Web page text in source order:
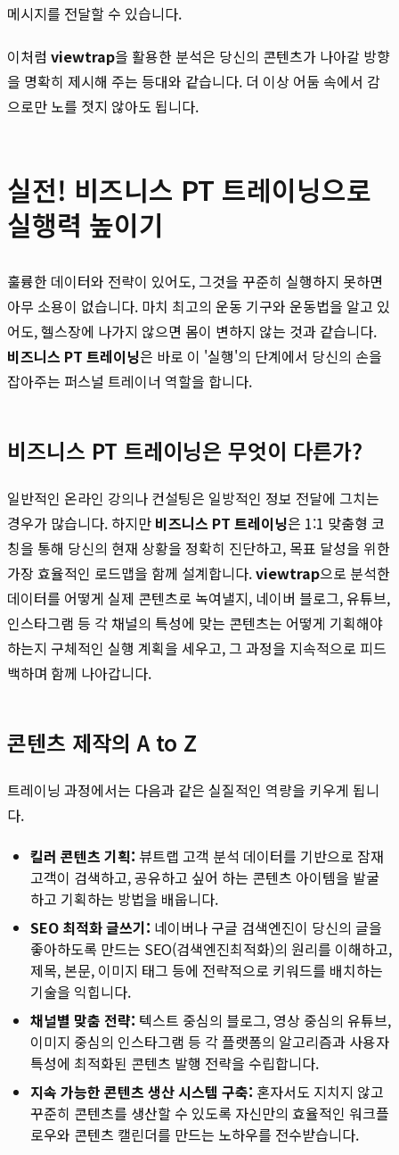
메시지를 전달할 수 있습니다.
이처럼 viewtrap을 활용한 분석은 당신의 콘텐츠가 나아갈 방향
을 명확히 제시해 주는 등대와 같습니다. 더 이상 어둠 속에서 감
으로만 노를 젓지 않아도 됩니다.
실전! 비즈니스 PT 트레이닝으로
실행력 높이기
훌륭한 데이터와 전략이 있어도, 그것을 꾸준히 실행하지 못하면
아무 소용이 없습니다. 마치 최고의 운동 기구와 운동법을 알고 있
어도, 헬스장에 나가지 않으면 몸이 변하지 않는 것과 같습니다.
비즈니스 PT 트레이닝은 바로 이 '실행'의 단계에서 당신의 손을
잡아주는 퍼스널 트레이너 역할을 합니다.
비즈니스 PT 트레이닝은 무엇이 다른가?
일반적인 온라인 강의나 컨설팅은 일방적인 정보 전달에 그치는
경우가 많습니다. 하지만 비즈니스 PT 트레이닝은 1:1 맞춤형 코
칭을 통해 당신의 현재 상황을 정확히 진단하고, 목표 달성을 위한
가장 효율적인 로드맵을 함께 설계합니다.viewtrap으로 분석한
데이터를 어떻게 실제 콘텐츠로 녹여낼지, 네이버 블로그, 유튜브,
인스타그램 등 각 채널의 특성에 맞는 콘텐츠는 어떻게 기획해야
하는지 구체적인 실행 계획을 세우고, 그 과정을 지속적으로 피드
백하며 함께 나아갑니다.
콘텐츠 제작의 A to Z
트레이닝 과정에서는 다음과 같은 실질적인 역량을 키우게 됩니
다.
킬러 콘텐츠 기획: 뷰트랩 고객 분석 데이터를 기반으로 잠재
고객이 검색하고, 공유하고 싶어 하는 콘텐츠 아이템을 발굴
하고 기획하는 방법을 배웁니다.
SEO 최적화 글쓰기: 네이버나 구글 검색엔진이 당신의 글을
좋아하도록 만드는 SEO(검색엔진최적화)의 원리를 이해하고,
제목, 본문, 이미지 태그 등에 전략적으로 키워드를 배치하는
기술을 익힙니다.
채널별 맞춤 전략: 텍스트 중심의 블로그, 영상 중심의 유튜브,
이미지 중심의 인스타그램 등 각 플랫폼의 알고리즘과 사용자
특성에 최적화된 콘텐츠 발행 전략을 수립합니다.
지속 가능한 콘텐츠 생산 시스템 구축: 혼자서도 지치지 않고
꾸준히 콘텐츠를 생산할 수 있도록 자신만의 효율적인 워크플
로우와 콘텐츠 캘린더를 만드는 노하우를 전수받습니다.